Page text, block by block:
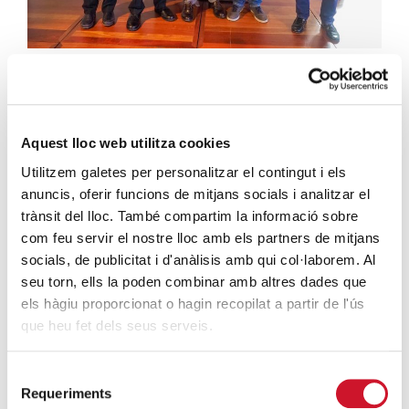
Aquest lloc web utilitza cookies
Utilitzem galetes per personalitzar el contingut i els
anuncis, oferir funcions de mitjans socials i analitzar el
trànsit del lloc. També compartim la informació sobre
com feu servir el nostre lloc amb els partners de mitjans
socials, de publicitat i d'anàlisis amb qui col·laborem. Al
seu torn, ells la poden combinar amb altres dades que
els hàgiu proporcionat o hagin recopilat a partir de l'ús
que heu fet dels seus serveis.
Requeriments
En nom del Cardenal Arquebisbe Mons. Joan Josep
Omella, Vilanova ha encoratjat a l’Eduard Sala a
continuar treballant com fins ara, en sintonia amb
més febles.“La persona que decideix fer-se
voluntària o aquella que participa en la seva Càritas
Parroquial, aquella que escolta a qui està patint, són
exemple d’aquesta lluita contra l’individualisme
imperant que vivim. L’Església és sinònim de
comunitat. Càritas és sinònim de comunitat, i és
important que a més de cobrir necessitats
Mons. Joan Josep Omella ha agraït la feina de Salvador